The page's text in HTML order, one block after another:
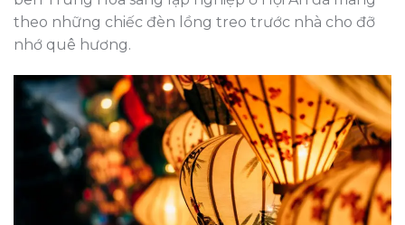
theo những chiếc đèn lồng treo trước nhà cho đỡ
nhớ quê hương.